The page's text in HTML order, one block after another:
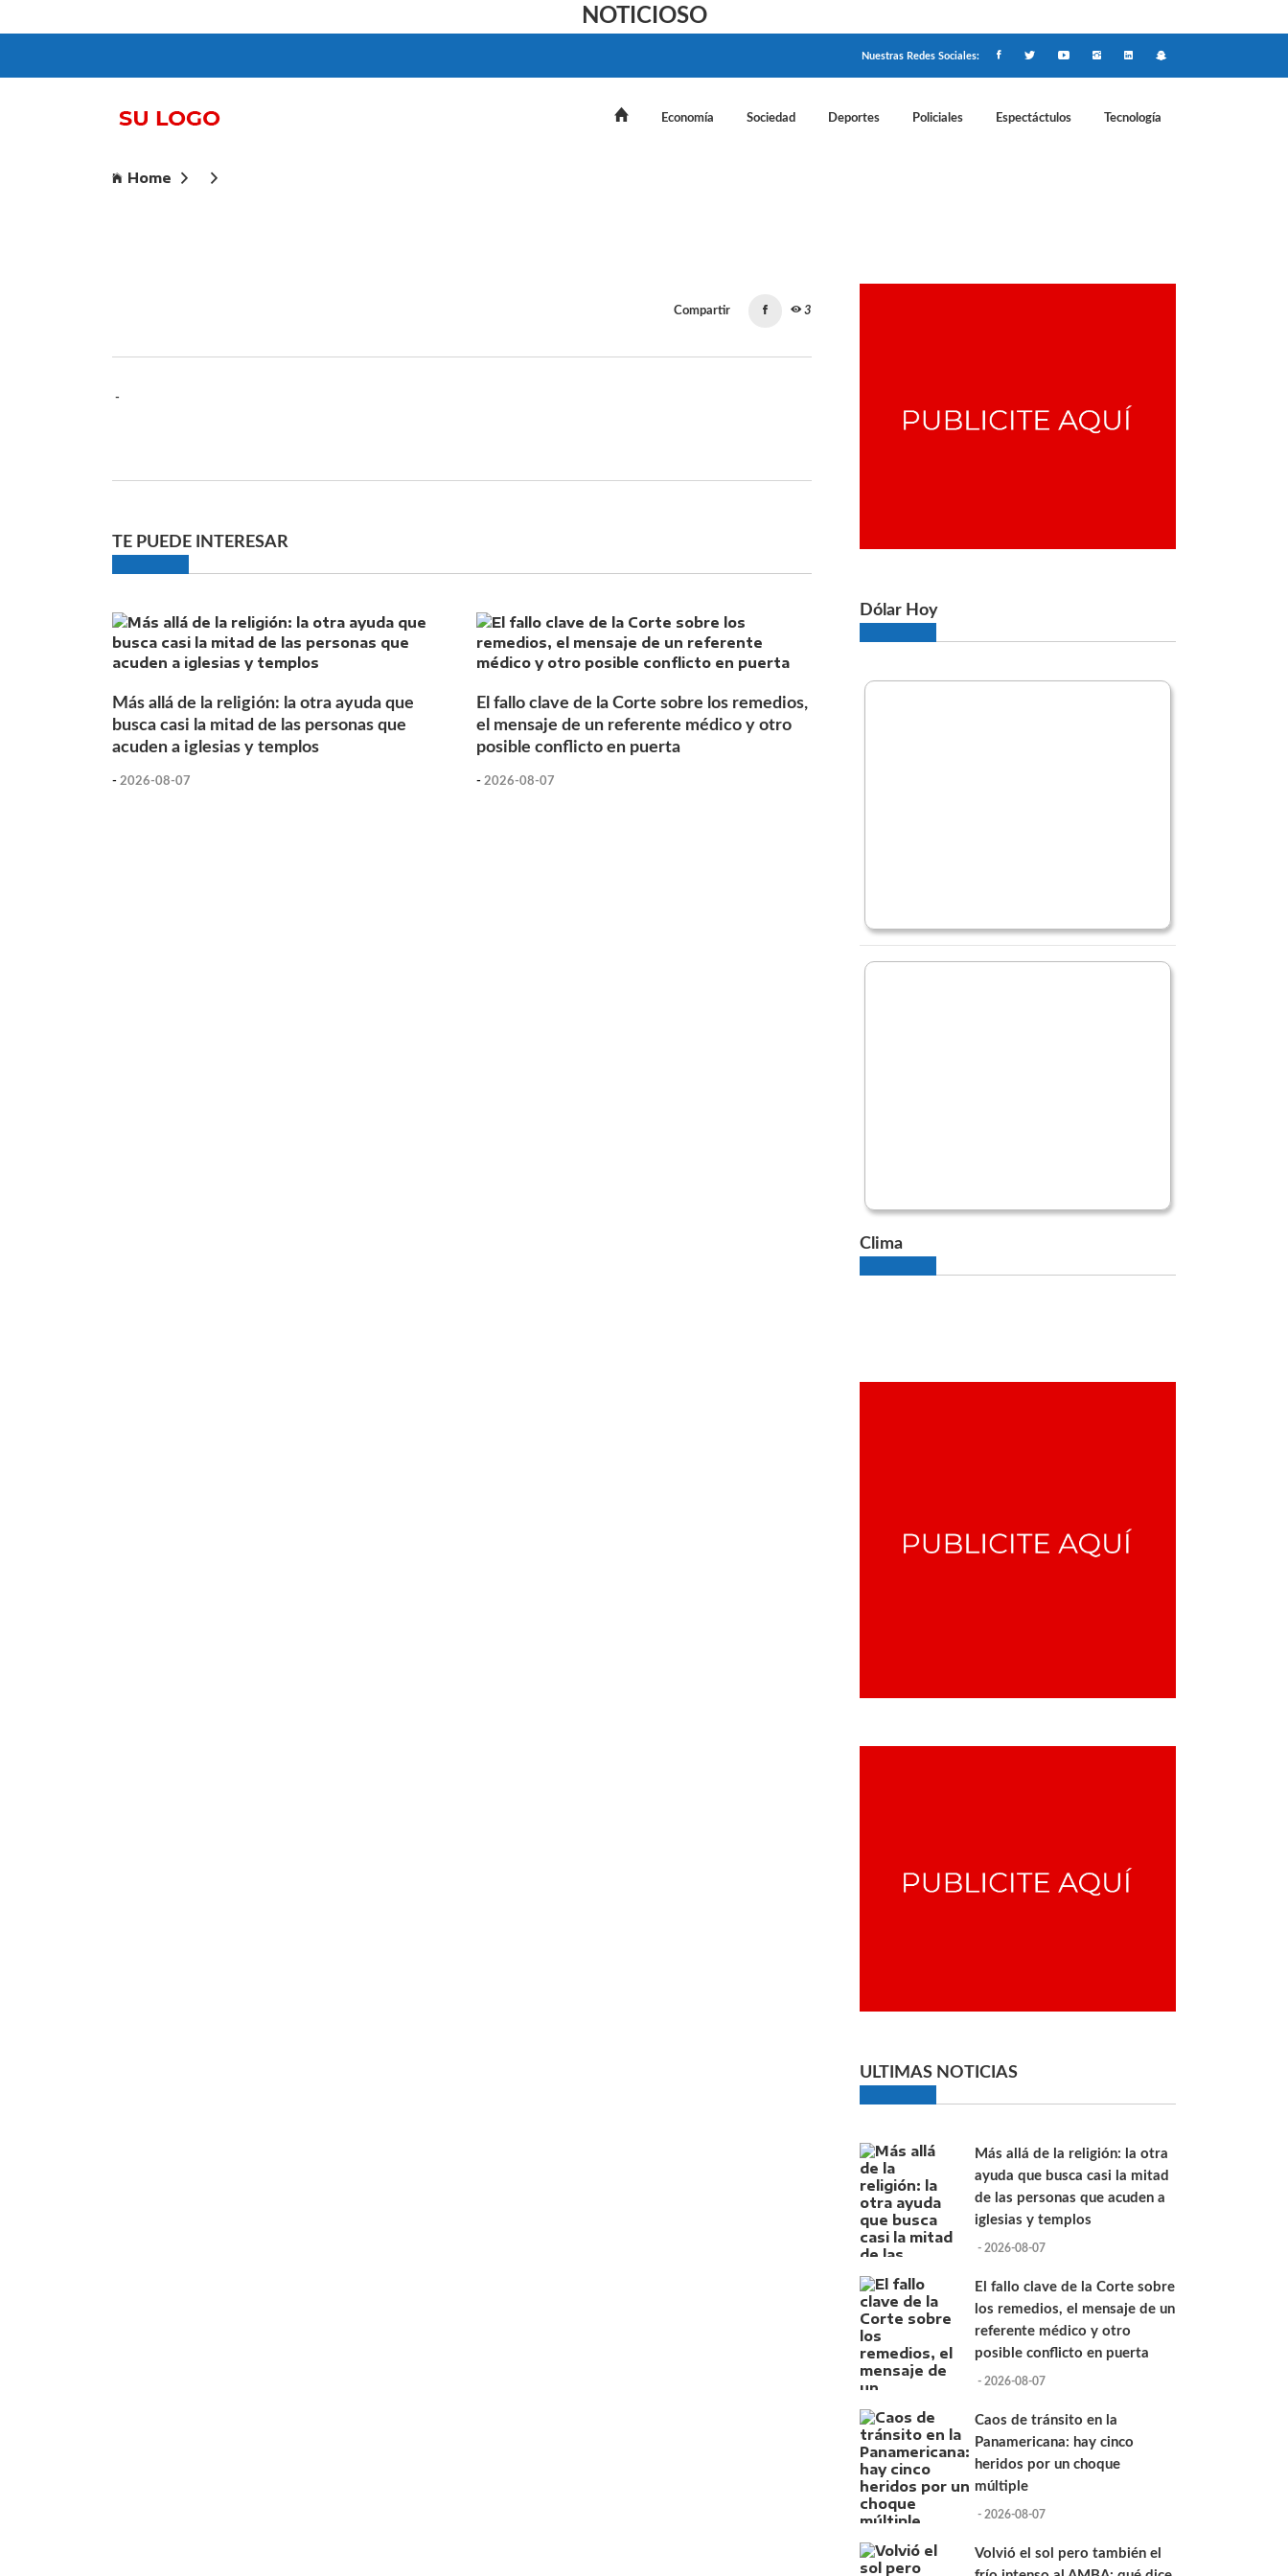
NOTICIOSO
Nuestras Redes Sociales:
Economía Sociedad Deportes Policiales Espectáctulos Tecnología
Home
Compartir 3
-
TE PUEDE INTERESAR
Más allá de la religión: la otra ayuda que
busca casi la mitad de las personas que
acuden a iglesias y templos
- 2026-08-07
El fallo clave de la Corte sobre los remedios,
el mensaje de un referente médico y otro
posible conflicto en puerta
- 2026-08-07
Dólar Hoy
Clima
ULTIMAS NOTICIAS
Más allá de la religión: la otra
ayuda que busca casi la mitad
de las personas que acuden a
iglesias y templos
- 2026-08-07
El fallo clave de la Corte sobre
los remedios, el mensaje de un
referente médico y otro
posible conflicto en puerta
- 2026-08-07
Caos de tránsito en la
Panamericana: hay cinco
heridos por un choque
múltiple
- 2026-08-07
Volvió el sol pero también el